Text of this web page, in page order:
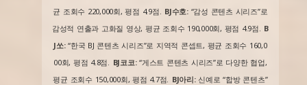
균 조회수 220,000회, 평점 4.9점. BJ수호:“감성 콘텐츠 시리즈”로
감성적 연출과 고화질 영상, 평균 조회수 190,000회, 평점 4.9점. B
J쏘:“한국 BJ 콘텐츠 시리즈”로 지역적 콘셉트, 평균 조회수 160,0
00회, 평점 4.8점.
BJ코코:“게스트 콘텐츠 시리즈”로 다양한 협업,
평균 조회수 150,000회, 평점 4.7점. BJ아리:신예로 “합방 콘텐츠”